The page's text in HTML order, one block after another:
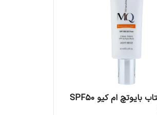
کرم ضد آفتاب بایوتچ ام کیو SPF50